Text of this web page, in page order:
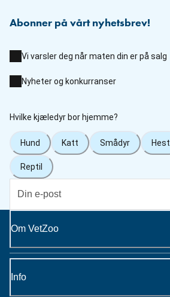
Abonner på vårt nyhetsbrev!
Vi varsler deg når maten din er på salg
Nyheter og konkurranser
Hvilke kjæledyr bor hjemme?
Hund Katt Smådyr Hest
Reptil
Om VetZoo
Info